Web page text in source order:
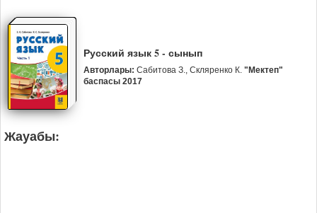
Русский язык 5 - сынып
Авторлары: Сабитова З., Скляренко К. "Мектеп"
баспасы 2017
Жауабы: